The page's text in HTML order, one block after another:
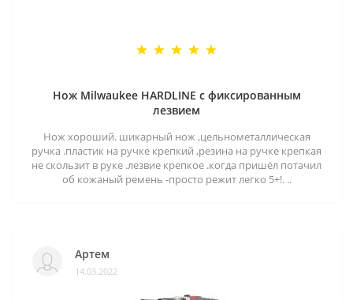
Нож Milwaukee HARDLINE с фиксированным
лезвием
Нож хороший. шикарный нож ,цельнометаллическая
ручка .пластик на ручке крепкий ,резина на ручке крепкая
не скользит в руке .лезвие крепкое .когда пришёл потачил
об кожаный ремень -просто режит легко 5+!. ..
Артем
14.03.2022